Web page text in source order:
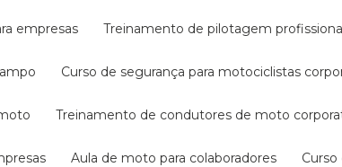
empresas treinamento de pilotagem
curso de segurança para motociclistas
treinamento de condutores de moto
aula de moto para colaboradores